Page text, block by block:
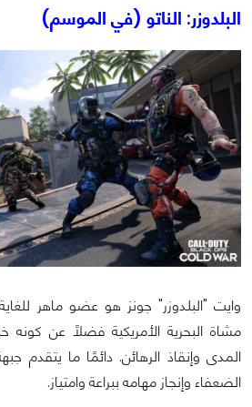
البلدوزر: الناتو (في الموسم)
وايت "البلدوزر" جونز هو عضو ماهر
مشاة البحرية الأمريكية فضلًا عن كونه
المدى وإنقاذ الرهائن. دائمًا ما يتقدم
الضعفاء وإنجاز مهامه ببراعة وامتياز.